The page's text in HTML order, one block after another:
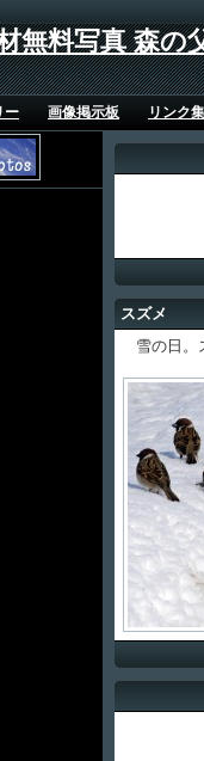
無料写真 森の
ー 画像掲示板 リンク集
スズメ
雪の日。